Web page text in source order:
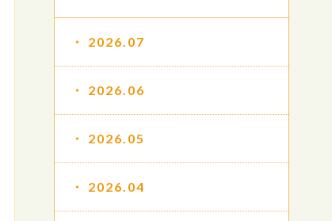
2026.07
2026.06
2026.05
2026.04